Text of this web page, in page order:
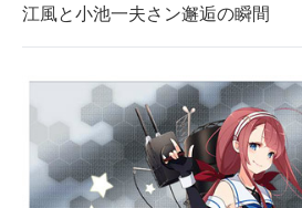
ビジネスと働き方のヒント
企業ITのトレンドを詳説
経営リーダーのコミュニティ
江風と小池一夫さン邂逅の瞬間